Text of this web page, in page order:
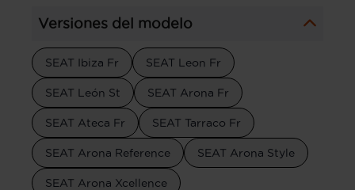
Versiones del modelo
SEAT Ibiza Fr SEAT Leon Fr
SEAT León St SEAT Arona Fr
SEAT Ateca Fr SEAT Tarraco Fr
SEAT Arona Reference SEAT Arona Style
SEAT Arona Xcellence